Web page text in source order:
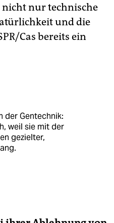
nicht nur technische
und die
Cas bereits ein
der Gentechnik:
weil sie mit der
gezielter,